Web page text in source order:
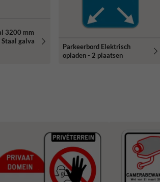
3200 mm
Staal galva
Parkeerbord Elektrisch
opladen - 2 plaatsen